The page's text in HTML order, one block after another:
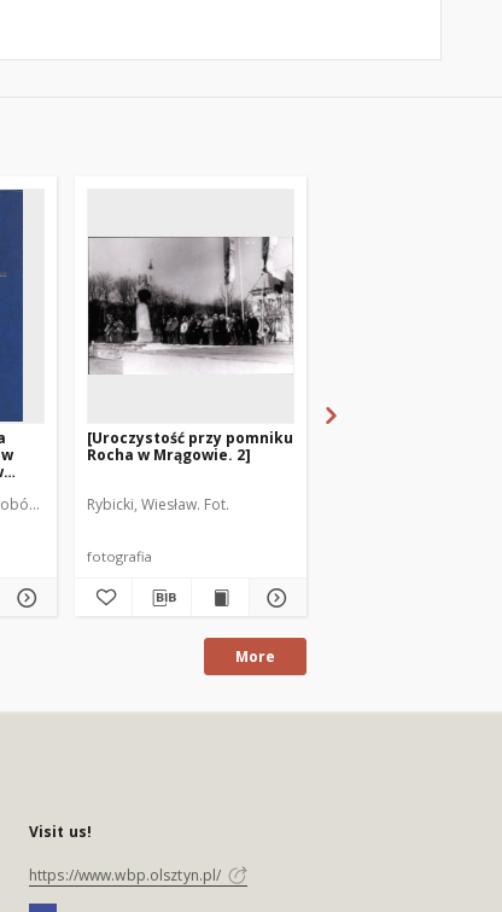
zdj.
[Uroczystość przy pomniku
Rocha w Mrągowie. 2]
Rybicki, Wiesław. Fot.
fotografia
More
Visit us!
https://www.wbp.olsztyn.pl/